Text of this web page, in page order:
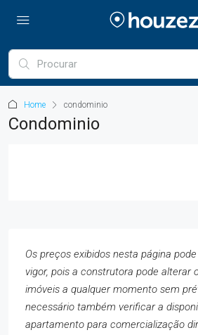
Home condominio
Condominio
Os preços exibidos nesta página
vigor, pois a construtora pode alterar
imóveis a qualquer momento sem
necessário também verificar a
apartamento para comercialização